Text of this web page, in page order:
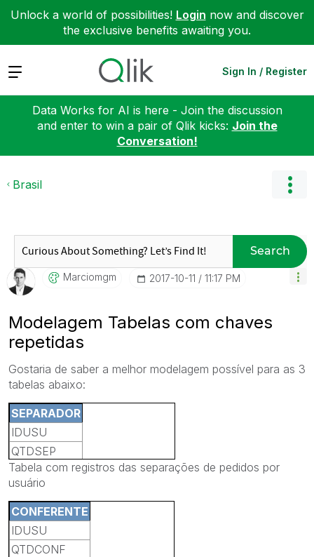
Unlock a world of possibilities! Login now and discover
the exclusive benefits awaiting you.
Expand Sign In / Register
Data Works for AI is here - Join the discussion
and enter to win a pair of Qlik kicks: Join the
Conversation!
Brasil
Search
Marciomgm ‎2017-10-11 11:17 PM
Modelagem Tabelas com chaves
repetidas
Gostaria de saber a melhor modelagem possível para as 3
tabelas abaixo:
SEPARADOR
IDUSU
QTDSEP
Tabela com registros das separações de pedidos por
usuário
CONFERENTE
IDUSU
QTDCONF